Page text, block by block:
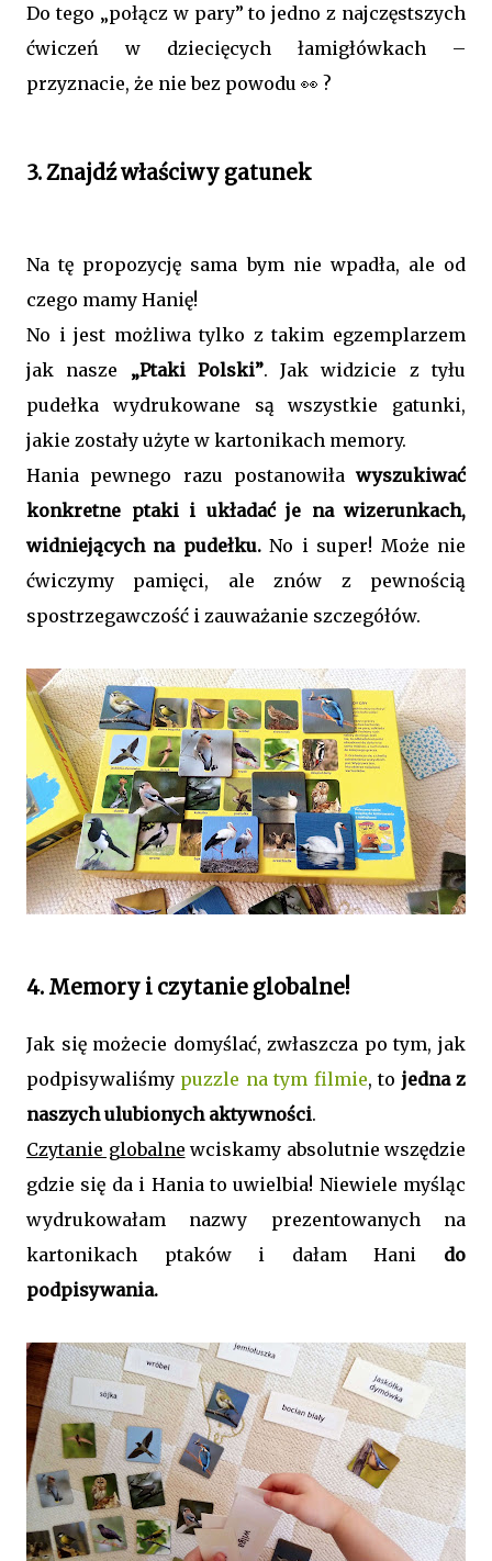
Do tego „połącz w pary” to jedno z najczęstszych
ćwiczeń w dziecięcych łamigłówkach –
przyznacie, że nie bez powodu 👀 ?
3. Znajdź właściwy gatunek
Na tę propozycję sama bym nie wpadła, ale od
czego mamy Hanię!
No i jest możliwa tylko z takim egzemplarzem
jak nasze „Ptaki Polski”. Jak widzicie z tyłu
pudełka wydrukowane są wszystkie gatunki,
jakie zostały użyte w kartonikach memory.
Hania pewnego razu postanowiła wyszukiwać
konkretne ptaki i układać je na wizerunkach,
widniejących na pudełku.No i super! Może nie
ćwiczymy pamięci, ale znów z pewnością
spostrzegawczość i zauważanie szczegółów.
4. Memory i czytanie globalne!
Jak się możecie domyślać, zwłaszcza po tym, jak
podpisywaliśmy puzzle na tym filmie, to jedna z
naszych ulubionych aktywności.
Czytanie globalne wciskamy absolutnie wszędzie
gdzie się da i Hania to uwielbia! Niewiele myśląc
wydrukowałam nazwy prezentowanych na
kartonikach ptaków i dałam Hani do
podpisywania.